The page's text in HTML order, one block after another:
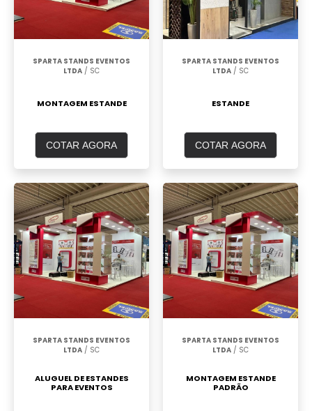
SPARTA STANDS EVENTOS
LTDA / SC
MONTAGEM ESTANDE
COTAR AGORA
SPARTA STANDS EVENTOS
LTDA / SC
ESTANDE
COTAR AGORA
SPARTA STANDS EVENTOS
LTDA / SC
ALUGUEL DE ESTANDES
PARA EVENTOS
SPARTA STANDS EVENTOS
LTDA / SC
MONTAGEM ESTANDE
PADRÃO